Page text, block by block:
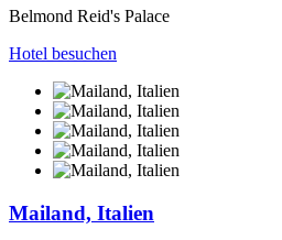
Belmond Reid's Palace
Hotel besuchen
Mailand, Italien